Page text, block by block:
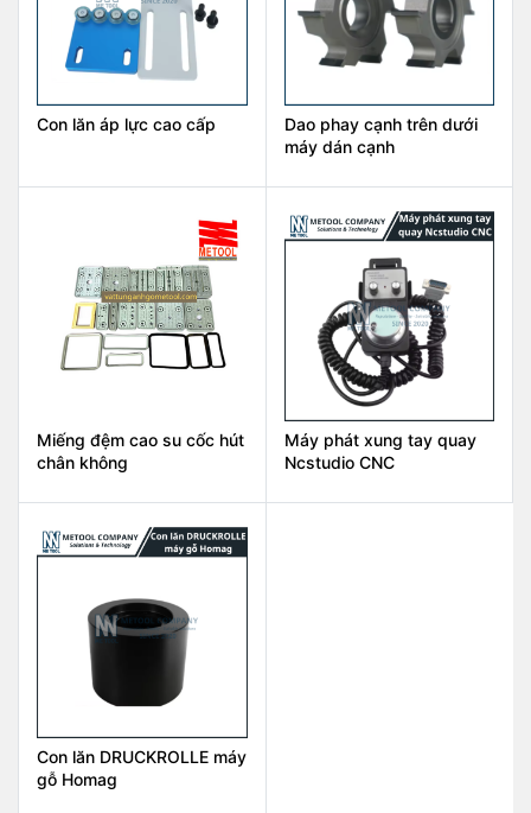
Con lăn áp lực cao cấp
Dao phay cạnh trên dưới
máy dán cạnh
Miếng đệm cao su cốc hút
chân không
Máy phát xung tay quay
Ncstudio CNC
Con lăn DRUCKROLLE máy
gỗ Homag